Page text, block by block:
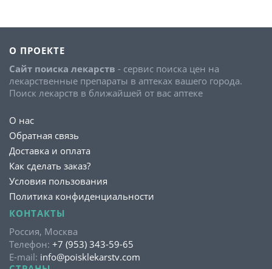
О ПРОЕКТЕ
Сайт поиска лекарств - сервис поиска цен на
лекарственные препараты в аптеках вашего города.
Поиск лекарств в ближайшей от вас аптеке
О нас
Обратная связь
Доставка и оплата
Как сделать заказ?
Условия пользования
Политика конфиденциальности
КОНТАКТЫ
Россия, Москва
Телефон: +7 (953) 343-59-65
E-mail: info@poisklekarstv.com